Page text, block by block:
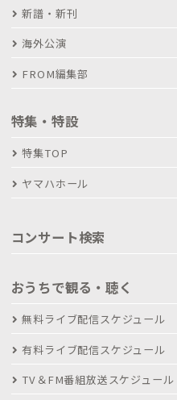
新譜・新刊
海外公演
FROM編集部
特集・特設
特集TOP
ヤマハホール
コンサート検索
おうちで観る・聴く
無料ライブ配信スケジュール
有料ライブ配信スケジュール
TV＆FM番組放送スケジュール